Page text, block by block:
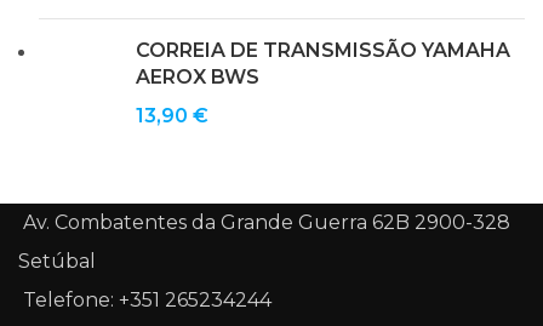
CORREIA DE TRANSMISSÃO YAMAHA
AEROX BWS
13,90 €
Av. Combatentes da Grande Guerra 62B 2900-328
Setúbal
Telefone: +351 265234244